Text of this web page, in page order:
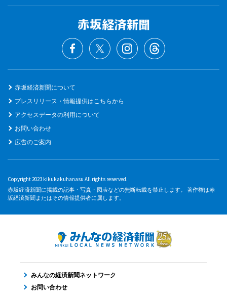
赤坂経済新聞について
プレスリリース・情報提供はこちらから
アクセスデータの利用について
お問い合わせ
広告のご案内
Copyright 2023 kikukakuhanasu All rights reserved.
赤坂経済新聞に掲載の記事・写真・図表などの無断転載を禁止します。 著作権は赤
坂経済新聞またはその情報提供者に属します。
みんなの経済新聞ネットワーク
お問い合わせ